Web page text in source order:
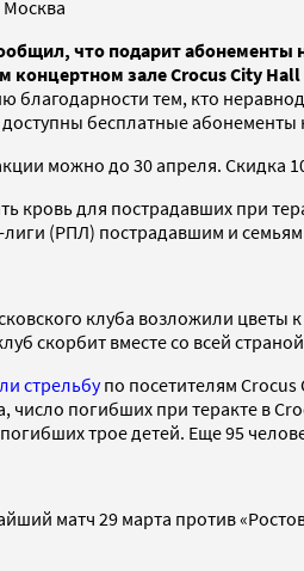
что подарит
концертном зале Crocus City Hall
благодарности тем, кто
бесплатные
можно до 30 апреля. Скидка
кровь для пострадавших при
(РПЛ) пострадавшим и
клуба возложили
скорбит вместе со всей
стрельбупо посетителям Crocus
погибших при теракте в
трое детей. Еще 95
матч 29 марта против